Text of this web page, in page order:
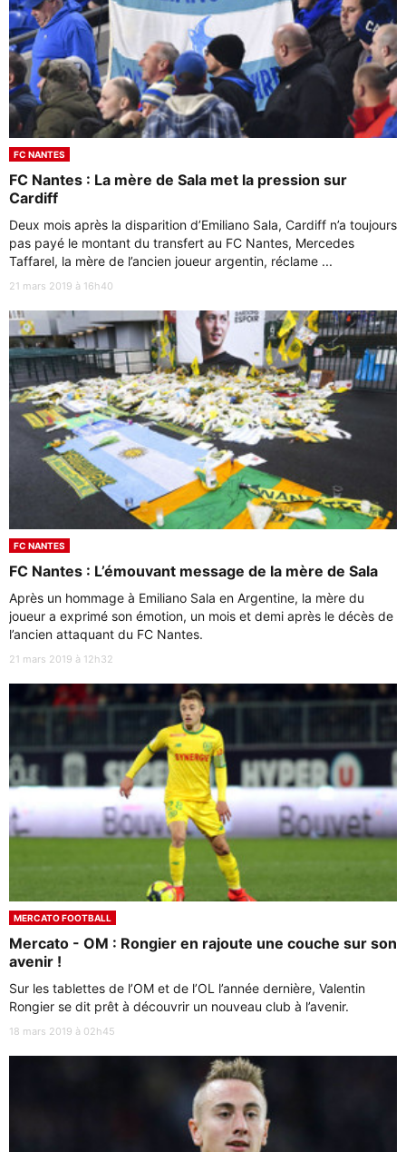
FC NANTES
FC Nantes : La mère de Sala met la pression sur
Cardiff
Deux mois après la disparition d’Emiliano Sala, Cardiff n’a toujours
pas payé le montant du transfert au FC Nantes, Mercedes
Taffarel, la mère de l’ancien joueur argentin, réclame ...
21 mars 2019 à 16h40
FC NANTES
FC Nantes : L’émouvant message de la mère de Sala
Après un hommage à Emiliano Sala en Argentine, la mère du
joueur a exprimé son émotion, un mois et demi après le décès de
l’ancien attaquant du FC Nantes.
21 mars 2019 à 12h32
MERCATO FOOTBALL
Mercato - OM : Rongier en rajoute une couche sur son
avenir !
Sur les tablettes de l’OM et de l’OL l’année dernière, Valentin
Rongier se dit prêt à découvrir un nouveau club à l’avenir.
18 mars 2019 à 02h45